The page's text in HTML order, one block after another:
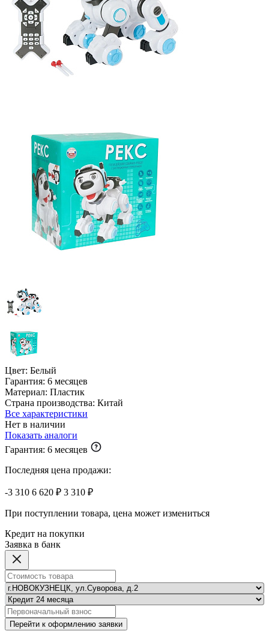
Цвет: Белый
Гарантия: 6 месяцев
Материал: Пластик
Страна производства: Китай
Все характеристики
Нет в наличии
Показать аналоги
Гарантия: 6 месяцев
Последняя цена продажи:
-3 310 6 620 ₽ 3 310 ₽
При поступлении товара, цена может измениться
Кредит на покупки
Заявка в банк
Перейти к оформлению заявки